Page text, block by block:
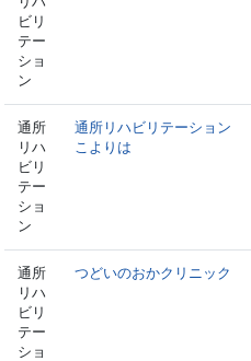
ビリ
テー
ショ
ン
通所
リハ
ビリ
テー
ショ
ン
通所リハビリテーション
こよりは
通所
リハ
ビリ
テー
ショ
つどいのおかクリニック